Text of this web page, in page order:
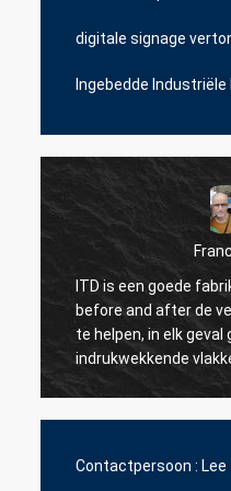
digitale signage
Ingebedde Industriële
ITD is een goede
before and after de
te helpen, in elk geval
indrukwekkende
betrouwbare
Contactpersoon : Lee